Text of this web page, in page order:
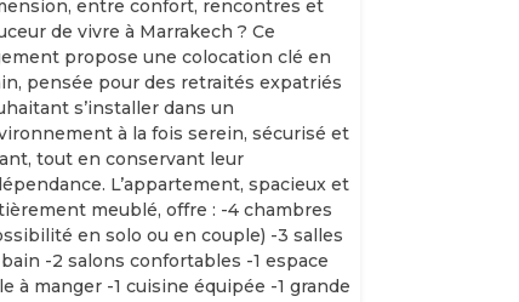
entre confort, rencontres et
de vivre à Marrakech ? Ce
propose une colocation clé en
pensée pour des retraités expatriés
s’installer dans un
à la fois serein, sécurisé et
tout en conservant leur
L’appartement, spacieux et
meublé, offre : -4 chambres
en solo ou en couple) -3 salles
-2 salons confortables -1 espace
à manger -1 cuisine équipée -1 grande